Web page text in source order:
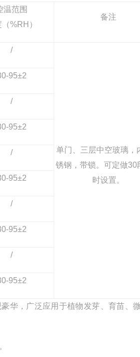
温范围
%RH）
备注
/
单门、三层中空玻璃，
锈钢，带锁。可定做30
时设置。
95±2
/
95±2
/
95±2
/
95±2
/
95±2
华，广泛应用于植物发芽、育苗、